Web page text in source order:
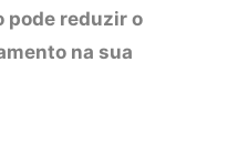
pode reduzir o
na sua